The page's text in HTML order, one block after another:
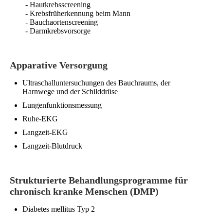
- Hautkrebsscreening
- Krebsfrüherkennung beim Mann
- Bauchaortenscreening
- Darmkrebsvorsorge
Apparative Versorgung
Ultraschalluntersuchungen des Bauchraums, der
Harnwege und der Schilddrüse
Lungenfunktionsmessung
Ruhe-EKG
Langzeit-EKG
Langzeit-Blutdruck
Strukturierte Behandlungsprogramme für
chronisch kranke Menschen (DMP)
Diabetes mellitus Typ 2